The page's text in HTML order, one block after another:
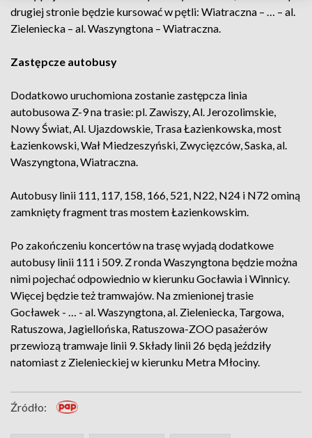
drugiej stronie będzie kursować w pętli: Wiatraczna – … – al.
Zieleniecka – al. Waszyngtona – Wiatraczna.
Zastępcze autobusy
Dodatkowo uruchomiona zostanie zastępcza linia
autobusowa Z-9 na trasie: pl. Zawiszy, Al. Jerozolimskie,
Nowy Świat, Al. Ujazdowskie, Trasa Łazienkowska, most
Łazienkowski, Wał Miedzeszyński, Zwycięzców, Saska, al.
Waszyngtona, Wiatraczna.
Autobusy linii 111, 117, 158, 166, 521, N22, N24 i N72 ominą
zamknięty fragment tras mostem Łazienkowskim.
Po zakończeniu koncertów na trasę wyjadą dodatkowe
autobusy linii 111 i 509. Z ronda Waszyngtona będzie można
nimi pojechać odpowiednio w kierunku Gocławia i Winnicy.
Więcej będzie też tramwajów. Na zmienionej trasie
Gocławek - … - al. Waszyngtona, al. Zieleniecka, Targowa,
Ratuszowa, Jagiellońska, Ratuszowa-ZOO pasażerów
przewiozą tramwaje linii 9. Składy linii 26 będą jeździły
natomiast z Zielenieckiej w kierunku Metra Młociny.
Źródło: